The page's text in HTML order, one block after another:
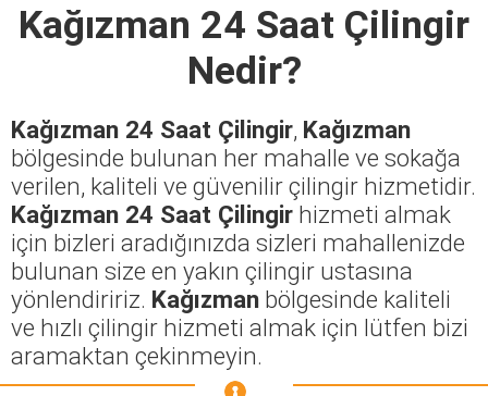
Kağızman 24 Saat Çilingir
Nedir?
Kağızman 24 Saat Çilingir, Kağızman
bölgesinde bulunan her mahalle ve sokağa
verilen, kaliteli ve güvenilir çilingir hizmetidir.
Kağızman 24 Saat Çilingir hizmeti almak
için bizleri aradığınızda sizleri mahallenizde
bulunan size en yakın çilingir ustasına
yönlendiririz. Kağızman bölgesinde kaliteli
ve hızlı çilingir hizmeti almak için lütfen bizi
aramaktan çekinmeyin.